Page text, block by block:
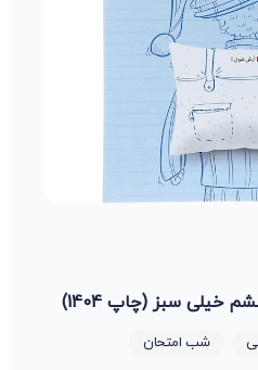
سبز (چاپ 1404)
شب امتحان